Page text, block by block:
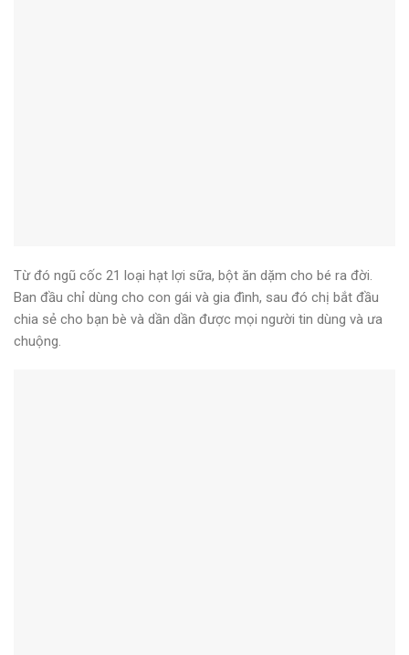
Từ đó ngũ cốc 21 loại hạt lợi sữa, bột ăn dặm cho bé ra đời.
Ban đầu chỉ dùng cho con gái và gia đình, sau đó chị bắt đầu
chia sẻ cho bạn bè và dần dần được mọi người tin dùng và ưa
chuộng.